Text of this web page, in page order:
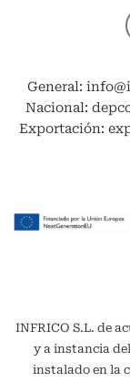
General:
Nacional:
Exportación:
INFRICO S.L. de
y a instancia del
instalado en la